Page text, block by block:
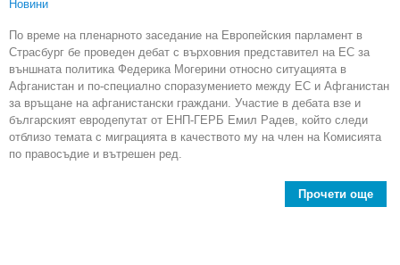
Новини
По време на пленарното заседание на Европейския парламент в
Страсбург бе проведен дебат с върховния представител на ЕС за
външната политика Федерика Могерини относно ситуацията в
Афганистан и по-специално споразумението между ЕС и Афганистан
за връщане на афганистански граждани. Участие в дебата взе и
българският евродепутат от ЕНП-ГЕРБ Емил Радев, който следи
отблизо темата с миграцията в качеството му на член на Комисията
по правосъдие и вътрешен ред.
Прочети още